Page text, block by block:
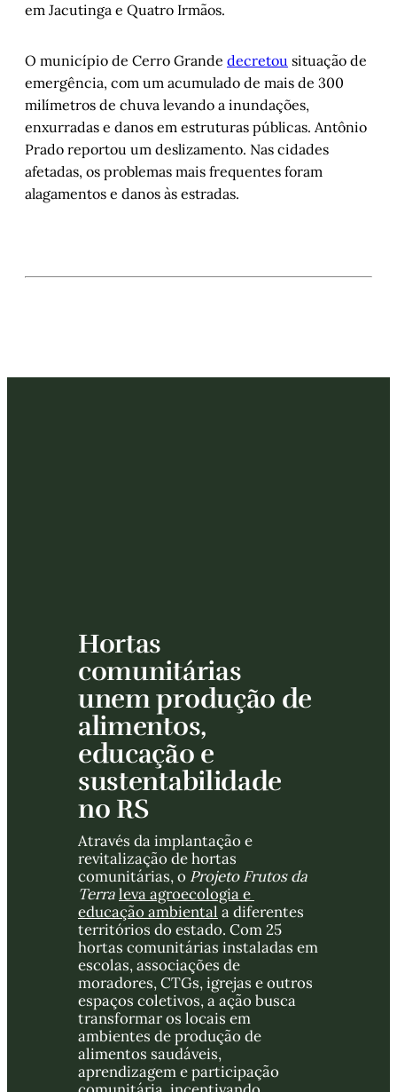
em Jacutinga e Quatro Irmãos.
O município de Cerro Grande decretou situação de
emergência, com um acumulado de mais de 300
milímetros de chuva levando a inundações,
enxurradas e danos em estruturas públicas. Antônio
Prado reportou um deslizamento. Nas cidades
afetadas, os problemas mais frequentes foram
alagamentos e danos às estradas.
Hortas
comunitárias
unem produção de
alimentos,
educação e
sustentabilidade
no RS
Através da implantação e
revitalização de hortas
comunitárias, o Projeto Frutos da
Terra leva agroecologia e
educação ambiental a diferentes
territórios do estado. Com 25
hortas comunitárias instaladas em
escolas, associações de
moradores, CTGs, igrejas e outros
espaços coletivos, a ação busca
transformar os locais em
ambientes de produção de
alimentos saudáveis,
aprendizagem e participação